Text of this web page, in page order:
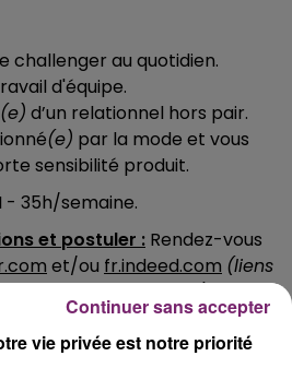
challenger au quotidien.
d'équipe.
(e) d’un relationnel hors pair.
(e) par la mode et vous
sensibilité produit.
- 35h/semaine.
et postuler : Rendez-vous
et/ou fr.indeed.com (liens
à l'annonce)
vie privée est notre priorité
Continuer sans accepter